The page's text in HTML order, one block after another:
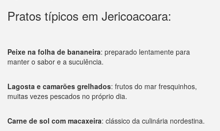
Pratos típicos em Jericoacoara:
Peixe na folha de bananeira: preparado lentamente para
manter o sabor e a suculência.
Lagosta e camarões grelhados: frutos do mar fresquinhos,
muitas vezes pescados no próprio dia.
Carne de sol com macaxeira: clássico da culinária nordestina.